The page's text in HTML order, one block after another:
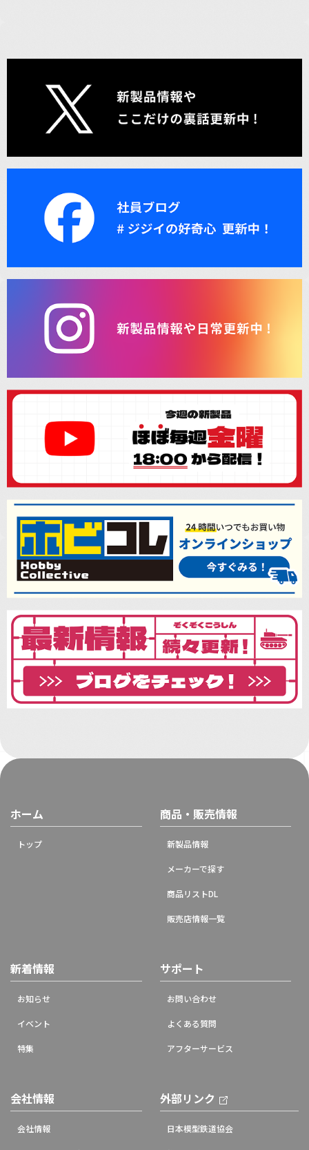
ホーム
トップ
商品・販売情報
新製品情報
メーカーで探す
商品リストDL
販売店情報一覧
新着情報
お知らせ
イベント
特集
サポート
お問い合わせ
よくある質問
アフターサービス
会社情報
会社情報
外部リンク
日本模型鉄道協会